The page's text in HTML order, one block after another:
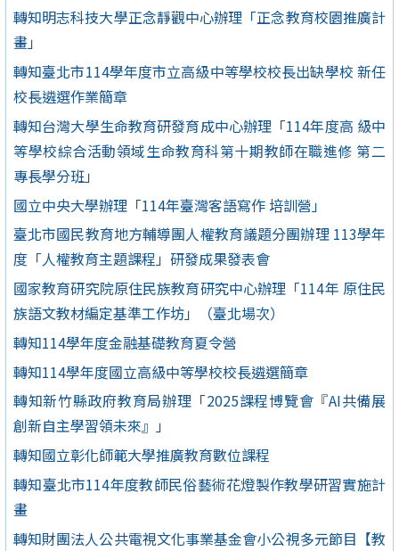
轉知明志科技大學正念靜觀中心辦理「正念教育校園推廣計
畫」
轉知臺北市114學年度市立高級中等學校校長出缺學校 新任
校長遴選作業簡章
轉知台灣大學生命教育研發育成中心辦理「114年度高 級中
等學校綜合活動領域生命教育科第十期教師在職進修 第二
專長學分班」
國立中央大學辦理「114年臺灣客語寫作 培訓營」
臺北市國民教育地方輔導團人權教育議題分團辦理 113學年
度「人權教育主題課程」研發成果發表會
國家教育研究院原住民族教育研究中心辦理「114年 原住民
族語文教材編定基準工作坊」（臺北場次）
轉知114學年度金融基礎教育夏令營
轉知114學年度國立高級中等學校校長遴選簡章
轉知新竹縣政府教育局辦理「2025課程博覽會『AI共備展
創新自主學習領未來』」
轉知國立彰化師範大學推廣教育數位課程
轉知臺北市114年度教師民俗藝術花燈製作教學研習實施計
畫
轉知財團法人公共電視文化事業基金會小公視多元節目【教